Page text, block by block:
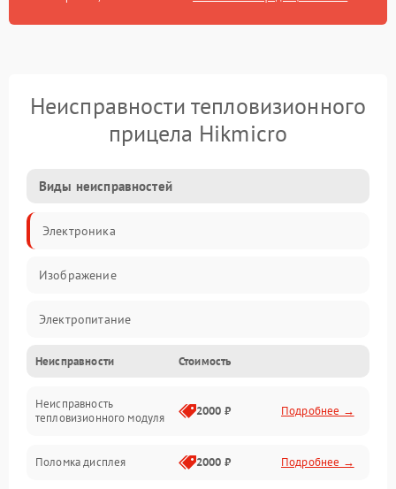
Неисправности тепловизионного
прицела Hikmicro
Виды неисправностей
Электроника
Изображение
Электропитание
Измерения
Матрица
Неисправности Стоимость
Неисправность
тепловизионного модуля
2000 ₽ Подробнее →
Поломка дисплея 2000 ₽ Подробнее →